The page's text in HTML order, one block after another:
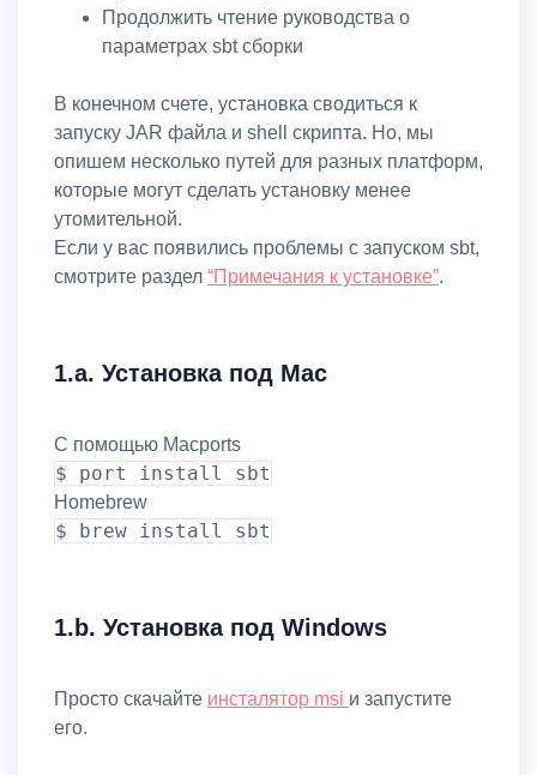
Продолжить чтение руководства о
параметрах sbt сборки
В конечном счете, установка сводиться к
запуску JAR файла и shell скрипта. Но, мы
опишем несколько путей для разных платформ,
которые могут сделать установку менее
утомительной.
Если у вас появились проблемы с запуском sbt,
смотрите раздел “Примечания к установке”.
1.a. Установка под Mac
С помощью Macports
$ port install sbt
Homebrew
$ brew install sbt
1.b. Установка под Windows
Просто скачайте инсталятор msi и запустите
его.